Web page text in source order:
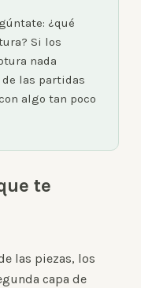
¿qué
Si los
nada
de las partidas
algo tan poco
te
las piezas, los
capa de